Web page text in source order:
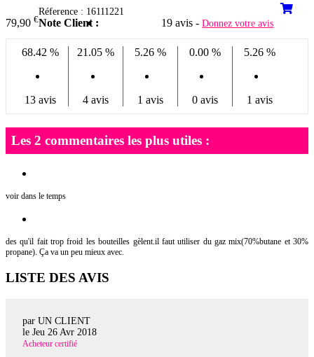
79,90 €
Réference : 16111221
Note Client : 19 avis -Donnez votre avis
68.42 %
13 avis
21.05 %
4 avis
5.26 %
1 avis
0.00 %
0 avis
5.26 %
1 avis
Les 2 commentaires les plus utiles :
voir dans le temps
des qu'il fait trop froid les bouteilles gèlent.il faut utiliser du gaz mix(70%butane et 30%
propane). Ça va un peu mieux avec.
LISTE DES AVIS
par UN CLIENT
le Jeu 26 Avr 2018
Acheteur certifié